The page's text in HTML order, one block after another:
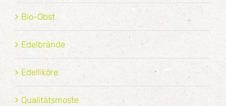
Bio-Obst
Edelbrände
Edelliköre
Qualitätsmoste